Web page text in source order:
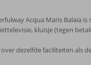
Acqua Maris
kluisje (tegen
dezelfde faciliteiten als